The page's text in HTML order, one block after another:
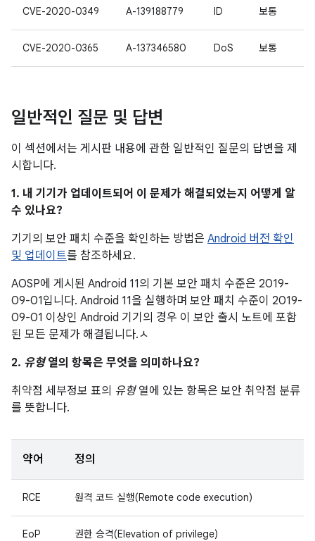
CVE-2020-0349 A-139188779 ID 보통
CVE-2020-0365 A-137346580 DoS 보통
일반적인 질문 및 답변
이 섹션에서는 게시판 내용에 관한 일반적인 질문의 답변을 제
시합니다.
1. 내 기기가 업데이트되어 이 문제가 해결되었는지 어떻게 알
수 있나요?
기기의 보안 패치 수준을 확인하는 방법은 Android 버전 확인
및 업데이트를 참조하세요.
AOSP에 게시된 Android 11의 기본 보안 패치 수준은 2019-
09-01입니다. Android 11을 실행하며 보안 패치 수준이 2019-
09-01 이상인 Android 기기의 경우 이 보안 출시 노트에 포함
된 모든 문제가 해결됩니다.ㅅ
2. 유형열의 항목은 무엇을 의미하나요?
취약점 세부정보 표의 유형열에 있는 항목은 보안 취약점 분류
를 뜻합니다.
약어 정의
RCE 원격 코드 실행(Remote code execution)
EoP 권한 승격(Elevation of privilege)